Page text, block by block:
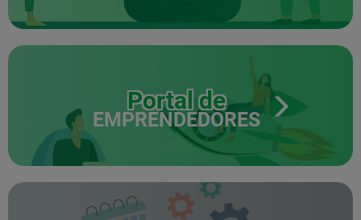
Portal de
EMPRENDEDORES